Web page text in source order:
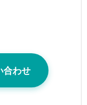
合わせ